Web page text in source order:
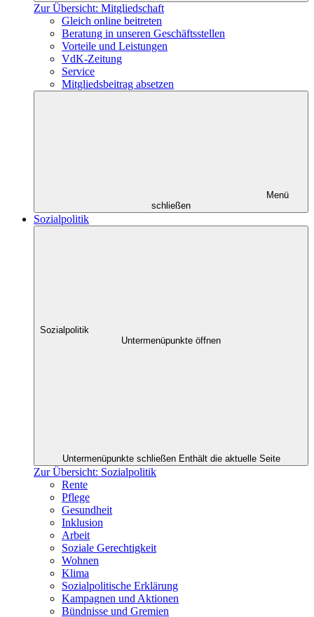
Zur Übersicht: Mitgliedschaft
Gleich online beitreten
Beratung in unseren Geschäftsstellen
Vorteile und Leistungen
VdK-Zeitung
Service
Mitgliedsbeitrag absetzen
Menü
schließen
Sozialpolitik
Sozialpolitik
Untermenüpunkte öffnen
Untermenüpunkte schließen Enthält die aktuelle Seite
Zur Übersicht: Sozialpolitik
Rente
Pflege
Gesundheit
Inklusion
Arbeit
Soziale Gerechtigkeit
Wohnen
Klima
Sozialpolitische Erklärung
Kampagnen und Aktionen
Bündnisse und Gremien